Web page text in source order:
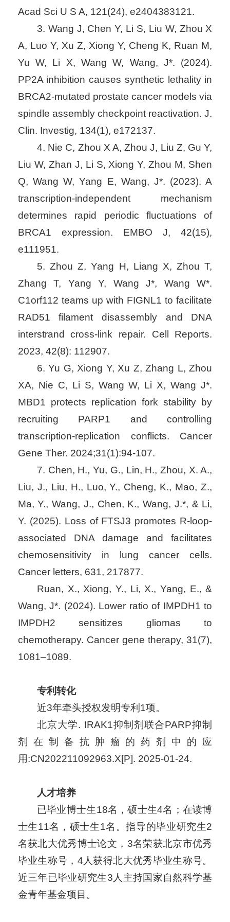
Acad Sci U S A, 121(24), e2404383121.
3. Wang J, Chen Y, Li S, Liu W, Zhou X
A, Luo Y, Xu Z, Xiong Y, Cheng K, Ruan M,
Yu W, Li X, Wang W, Wang, J*. (2024).
PP2A inhibition causes synthetic lethality in
BRCA2-mutated prostate cancer models via
spindle assembly checkpoint reactivation. J.
Clin. Investig, 134(1), e172137.
4. Nie C, Zhou X A, Zhou J, Liu Z, Gu Y,
Liu W, Zhan J, Li S, Xiong Y, Zhou M, Shen
Q, Wang W, Yang E, Wang, J*. (2023). A
transcription-independent mechanism
determines rapid periodic fluctuations of
BRCA1 expression. EMBO J, 42(15),
e111951.
5. Zhou Z, Yang H, Liang X, Zhou T,
Zhang T, Yang Y, Wang J*, Wang W*.
C1orf112 teams up with FIGNL1 to facilitate
RAD51 filament disassembly and DNA
interstrand cross-link repair. Cell Reports.
2023, 42(8): 112907.
6. Yu G, Xiong Y, Xu Z, Zhang L, Zhou
XA, Nie C, Li S, Wang W, Li X, Wang J*.
MBD1 protects replication fork stability by
recruiting PARP1 and controlling
transcription-replication conflicts. Cancer
Gene Ther. 2024;31(1):94-107.
7. Chen, H., Yu, G., Lin, H., Zhou, X. A.,
Liu, J., Liu, H., Luo, Y., Cheng, K., Mao, Z.,
Ma, Y., Wang, J., Chen, K., Wang, J.*, & Li,
Y. (2025). Loss of FTSJ3 promotes R-loop-
associated DNA damage and facilitates
chemosensitivity in lung cancer cells.
Cancer letters, 631, 217877.
Ruan, X., Xiong, Y., Li, X., Yang, E., &
Wang, J*. (2024). Lower ratio of IMPDH1 to
IMPDH2 sensitizes gliomas to
chemotherapy. Cancer gene therapy, 31(7),
1081–1089.
专利转化
近3年牵头授权发明专利1项。
北京大学. IRAK1抑制剂联合PARP抑制
剂在制备抗肿瘤的药剂中的应
用:CN202211092963.X[P]. 2025-01-24.
人才培养
已毕业博士生18名，硕士生4名；在读博
士生11名，硕士生1名。指导的毕业研究生2
名获北大优秀博士论文，3名荣获北京市优秀
毕业生称号，4人获得北大优秀毕业生称号。
近三年已毕业研究生3人主持国家自然科学基
金青年基金项目。